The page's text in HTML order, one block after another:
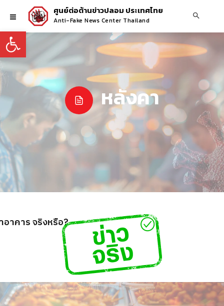
Open toolbar
ศูนย์ต่อต้านข่าวปลอม ประเทศไทย
Anti-Fake News Center Thailand
หลังคา
าคาร จริงหรือ?